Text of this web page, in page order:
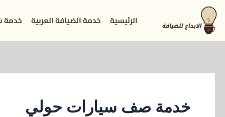
تخطي
إلى
المحتوى
الرئيسية خدمة الضيافة العربية خدمة
خدمة صف سيارات حولي